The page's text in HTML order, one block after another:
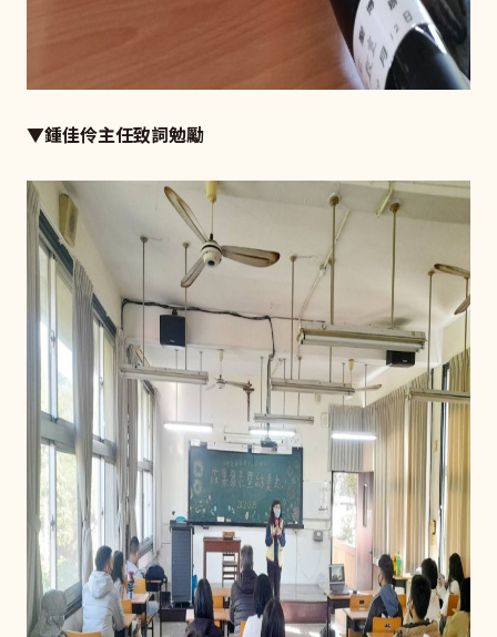
▼鍾佳伶主任致詞勉勵